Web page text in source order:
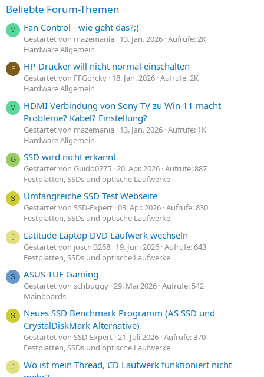
Beliebte Forum-Themen
M Fan Control - wie geht das?;)
Gestartet von mazemania 13. Jan. 2026 Aufrufe: 2K
Hardware Allgemein
F HP-Drucker will nicht normal einschalten
Gestartet von FFGorcky 18. Jan. 2026 Aufrufe: 2K
Hardware Allgemein
M
HDMI Verbindung von Sony TV zu Win 11 macht
Probleme? Kabel? Einstellung?
Gestartet von mazemania 13. Jan. 2026 Aufrufe: 1K
Hardware Allgemein
G SSD wird nicht erkannt
Gestartet von Guido0275 20. Apr. 2026 Aufrufe: 887
Festplatten, SSDs und optische Laufwerke
S Umfangreiche SSD Test Webseite
Gestartet von SSD-Expert 03. Apr. 2026 Aufrufe: 830
Festplatten, SSDs und optische Laufwerke
J Latitude Laptop DVD Laufwerk wechseln
Gestartet von joschi3268 19. Juni 2026 Aufrufe: 643
Festplatten, SSDs und optische Laufwerke
S ASUS TUF Gaming
Gestartet von schbuggy 29. Mai 2026 Aufrufe: 542
Mainboards
S
Neues SSD Benchmark Programm (AS SSD und
CrystalDiskMark Alternative)
Gestartet von SSD-Expert 21. Juli 2026 Aufrufe: 370
Festplatten, SSDs und optische Laufwerke
J
Wo ist mein Thread, CD Laufwerk funktioniert nicht